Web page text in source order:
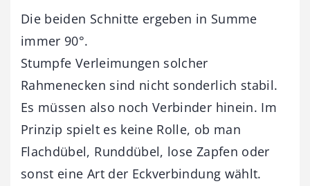
Die beiden Schnitte ergeben in Summe
immer 90°.
Stumpfe Verleimungen solcher
Rahmenecken sind nicht sonderlich stabil.
Es müssen also noch Verbinder hinein. Im
Prinzip spielt es keine Rolle, ob man
Flachdübel, Runddübel, lose Zapfen oder
sonst eine Art der Eckverbindung wählt.